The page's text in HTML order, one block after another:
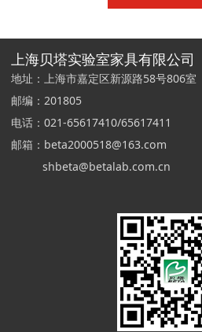
上海贝塔实验室家具有限公司
地址：上海市嘉定区新源路58号806室
邮编：201805
电话：021-65617410/65617411
邮箱：beta2000518@163.com
shbeta@betalab.com.cn